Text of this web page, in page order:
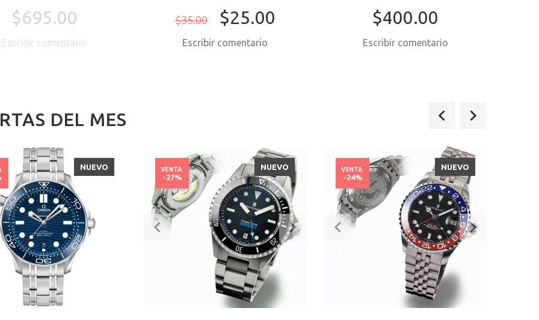
$695.00
Escribir comentario
$35.00 $25.00
Escribir comentario
$400.00
Escribir comentario
DEL MES
NUEVO NUEVO
VENTA
-27%
NUEVO
VENTA
-24%